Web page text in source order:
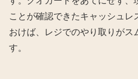
ことが確認できたキャッシュレ
おけば、レジでのやり取りがス
す。